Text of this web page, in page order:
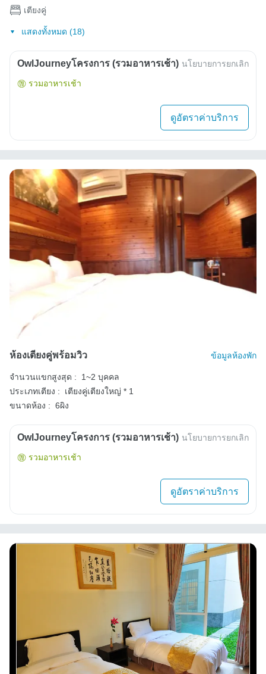
เตียงคู่
แสดงทั้งหมด (18)
OwlJourneyโครงการ (รวมอาหารเช้า) นโยบายการยกเลิก
รวมอาหารเช้า
ดูอัตราค่าบริการ
ห้องเตียงคู่พร้อมวิว ข้อมูลห้องพัก
จำนวนแขกสูงสุด :
1~2 บุคคล
ประเภทเตียง :
เตียงคู่เตียงใหญ่ * 1
ขนาดห้อง : 6ผิง
OwlJourneyโครงการ (รวมอาหารเช้า) นโยบายการยกเลิก
รวมอาหารเช้า
ดูอัตราค่าบริการ